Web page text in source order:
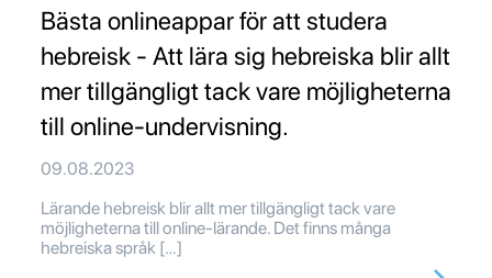
Bästa onlineappar för att studera
hebreisk - Att lära sig hebreiska blir allt
mer tillgängligt tack vare möjligheterna
till online-undervisning.
09.08.2023
Lärande hebreisk blir allt mer tillgängligt tack vare
möjligheterna till online-lärande. Det finns många
hebreiska språk […]